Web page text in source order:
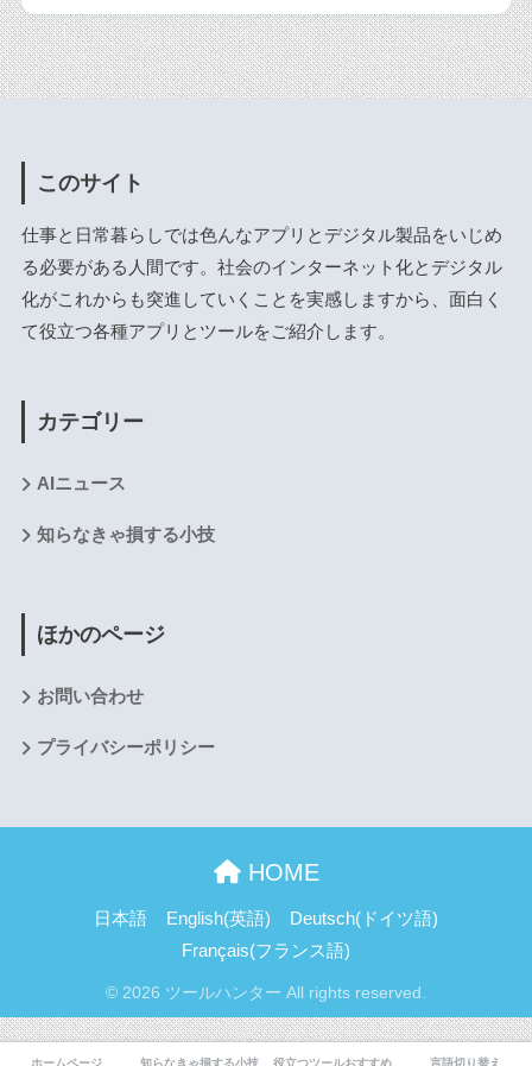
このサイト
仕事と日常暮らしでは色んなアプリとデジタル製品をいじめ
る必要がある人間です。社会のインターネット化とデジタル
化がこれからも突進していくことを実感しますから、面白く
て役立つ各種アプリとツールをご紹介します。
カテゴリー
AIニュース
知らなきゃ損する小技
ほかのページ
お問い合わせ
プライバシーポリシー
HOME
日本語 English(英語) Deutsch( ドイツ語)
Français(フランス語)
© 2026 ツールハンター All rights reserved.
ホームページ 知らなきゃ損する小技 役立つツールおすすめ 言語切り替え